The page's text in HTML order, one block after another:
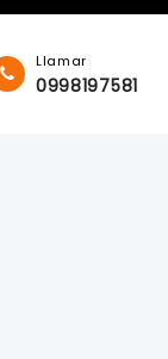
Llamar
0998197581